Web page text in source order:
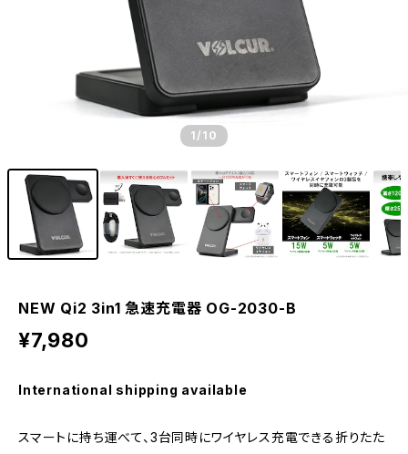
1 /10
NEW Qi2 3in1 急速充電器 OG-2030-B
¥7,980
International shipping available
スマートに持ち運べて、3台同時にワイヤレス充電できる折りたた